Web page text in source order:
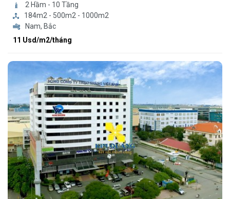
2 Hầm - 10 Tầng
184m2 - 500m2 - 1000m2
Nam, Bắc
11 Usd/m2/tháng